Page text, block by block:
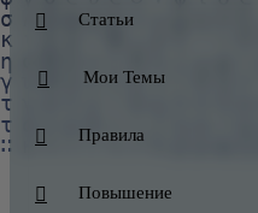
Статьи
Мои Темы
Правила
Повышение